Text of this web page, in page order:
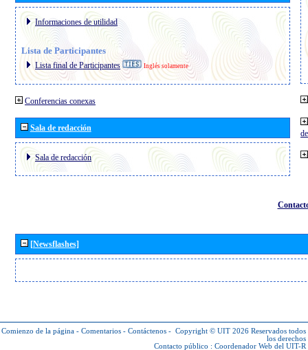
Informaciones de utilidad
Lista de Participantes
Lista final de Participantes Inglés solamente
Conferencias conexas
Sala de redacción
Sala de redacción
[Newsflashes]
Comienzo de la página - Comentarios - Contáctenos - Copyright © UIT 2026 Reservados todos
los derechos
Contacto público : Coordenador Web del UIT-R